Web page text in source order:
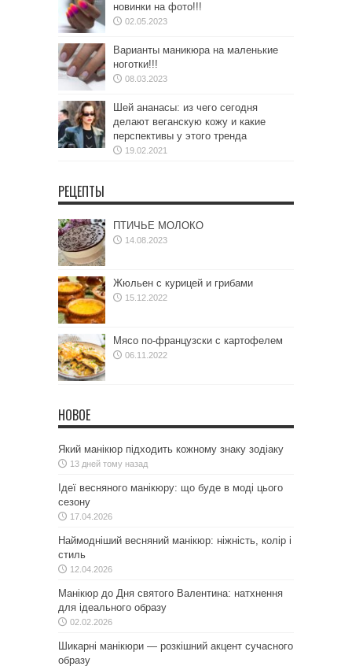
новинки на фото!!!
02.05.2023
Варианты маникюра на маленькие
ноготки!!!
08.03.2023
Шей ананасы: из чего сегодня
делают веганскую кожу и какие
перспективы у этого тренда
19.02.2021
РЕЦЕПТЫ
ПТИЧЬЕ МОЛОКО
14.08.2023
Жюльен с курицей и грибами
15.12.2022
Мясо по-французски с картофелем
06.11.2022
НОВОЕ
Який манікюр підходить кожному знаку зодіаку
13 дней тому назад
Ідеї весняного манікюру: що буде в моді цього
сезону
17.04.2026
Наймодніший весняний манікюр: ніжність, колір і
стиль
12.04.2026
Манікюр до Дня святого Валентина: натхнення
для ідеального образу
02.02.2026
Шикарні манікюри — розкішний акцент сучасного
образу